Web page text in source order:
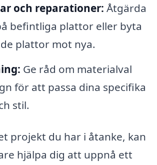
och reparationer: Åtgärda
befintliga plattor eller byta
plattor mot nya.
Ge råd om materialval
för att passa dina specifika
stil.
projekt du har i åtanke, kan
hjälpa dig att uppnå ett